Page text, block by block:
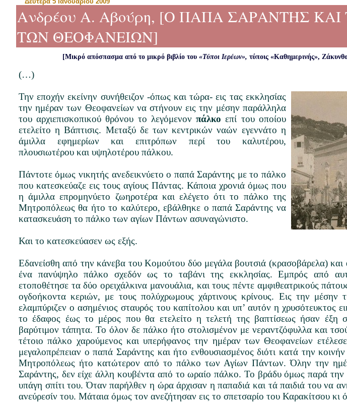
Ανδρέου Α. Αβούρη, [Ο ΠΑΠΑ ΣΑΡΑΝΤΗΣ
ΤΩΝ ΘΕΟΦΑΝΕΙΩΝ]
[Μικρό απόσπασμα από το μικρό βιβλίο του«Τύποι Ιερέων», τύποις «Καθημερινής»,
(…)
Την εποχήν εκείνην συνήθειζον -όπως και τώρα- εις τας εκκλησίας
την ημέραν των Θεοφανείων να στήνουν εις την μέσην παράλληλα
του αρχιεπισκοπικού θρόνου το λεγόμενονπάλκο επί του οποίου
ετελείτο η Βάπτισις. Μεταξύ δε των κεντρικών ναών εγεννάτο η
άμιλλα εφημερίων και επιτρόπων περί του καλυτέρου,
πλουσιωτέρου και υψηλοτέρου πάλκου.
Πάντοτε όμως νικητής ανεδεικνύετο ο παπά Σαράντης με το πάλκο
που κατεσκεύαζε εις τους αγίους Πάντας. Κάποια χρονιά όμως που
η άμιλλα επρομηνύετο ζωηροτέρα και ελέγετο ότι το πάλκο της
Μητροπόλεως θα ήτο το καλύτερο, εβάλθηκε ο παπά Σαράντης να
κατασκευάση το πάλκο των αγίων Πάντων ασυναγώνιστο.
Και το κατεσκεύασεν ως εξής.
Εδανείσθη από την κάνεβα του Κομούτου δύο μεγάλα βουτσιά (κρασοβάρελα) και
ένα πανύψηλο πάλκο σχεδόν ως το ταβάνι της εκκλησίας. Εμπρός από
ετοποθέτησε τα δύο ορειχάλκινα μανουάλια, και τους πέντε αμφιθεατρικούς
ογδοήκοντα κεριών, με τους πολύχρωμους χάρτινους κρίνους. Εις την μέσην
ελαμπύριζεν ο ασημένιος σταυρός του καπίτολου και υπ’ αυτόν η χρυσότευκτος
το έδαφος έως το μέρος που θα ετελείτο η τελετή της βαπτίσεως ήσαν έξη
βαρύτιμον τάπητα. Το όλον δε πάλκο ήτο στολισμένον με νεραντζόφυλλα και
τέτοιο πάλκο χαρούμενος και υπερήφανος την ημέραν των Θεοφανείων
μεγαλοπρέπειαν ο παπά Σαράντης και ήτο ενθουσιασμένος διότι κατά την
Μητροπόλεως ήτο κατώτερον από το πάλκο των Αγίων Πάντων. Όλην την
Σαράντης, δεν είχε άλλη κουβέντα από το ωραίο πάλκο. Το βράδυ όμως παρά την
υπάγη σπίτι του. Όταν παρήλθεν η ώρα άρχισαν η παπαδιά και τά παιδιά του να
ανεύρεσίν του. Μάταια όμως τον ανεζήτησαν εις το σπετσαρίο του Καρακίτσου κι